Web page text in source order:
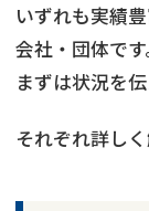
いずれも実績
会社・団体で
まずは状況を
それぞれ詳しく